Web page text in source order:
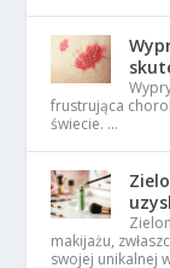
frustrująca
świecie. …
makijażu,
swojej unikalnej